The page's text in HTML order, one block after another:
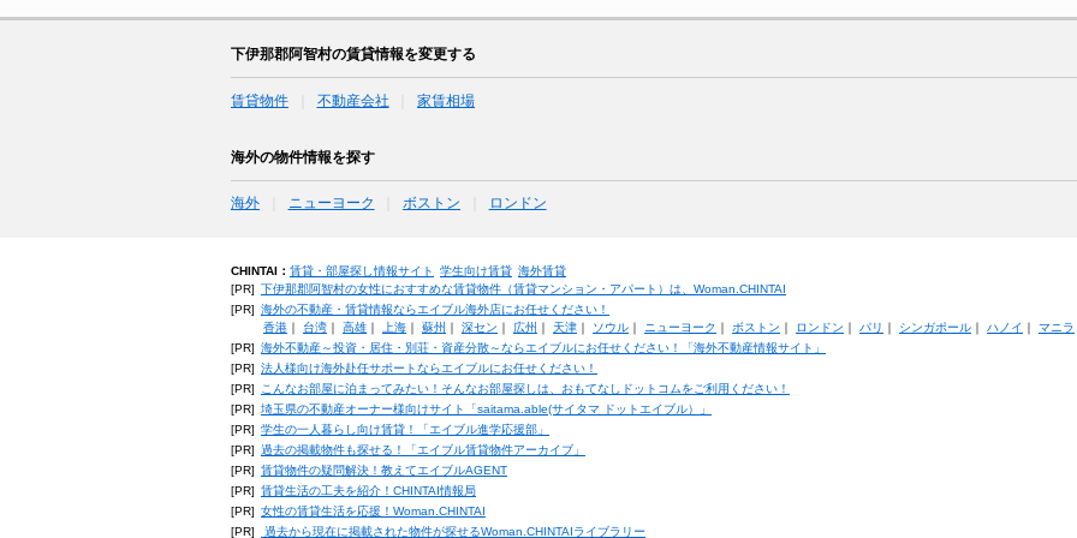
下伊那郡阿智村の賃貸情報を変更する
賃貸物件 不動産会社 家賃相場
海外の物件情報を探す
海外 ニューヨーク ボストン ロンドン
CHINTAI： 賃貸・部屋探し情報サイト 学生向け賃貸 海外賃貸
[PR] 下伊那郡阿智村の女性におすすめな賃貸物件（賃貸マンション・アパート）は、Woman.CHINTAI
[PR] 海外の不動産・賃貸情報ならエイブル海外店にお任せください！
香港｜ 台湾｜ 高雄｜ 上海｜ 蘇州 ｜ 深セン ｜ 広州 ｜ 天津｜ ソウル｜ ニューヨーク ｜ ボストン ｜ ロンドン ｜ パリ ｜ シンガポール｜ ハノイ ｜ マニラ
[PR] 海外不動産～投資・居住・別荘・資産分散～ならエイブルにお任せください！「海外不動産情報サイト」
[PR] 法人様向け海外赴任サポートならエイブルにお任せください！
[PR]
こんなお部屋に泊まってみたい！そんなお部屋探しは、おもてなしドットコムをご利用ください！
[PR] 埼玉県の不動産オーナー様向けサイト「saitama.able(サイタマ ドットエイブル）」
[PR] 学生の一人暮らし向け賃貸！「エイブル進学応援部」
[PR] 過去の掲載物件も探せる！「エイブル賃貸物件アーカイブ」
[PR] 賃貸物件の疑問解決！教えてエイブルAGENT
[PR] 賃貸生活の工夫を紹介！CHINTAI情報局
[PR] 女性の賃貸生活を応援！Woman.CHINTAI
[PR]
過去から現在に掲載された物件が探せるWoman.CHINTAIライブラリー